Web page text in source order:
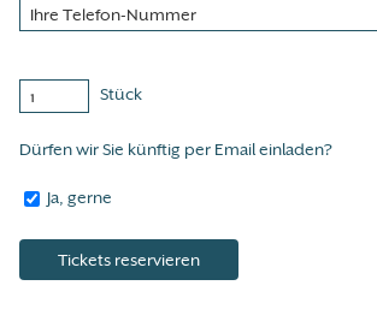
Stück
Dürfen wir Sie künftig per Email einladen?
Ja, gerne